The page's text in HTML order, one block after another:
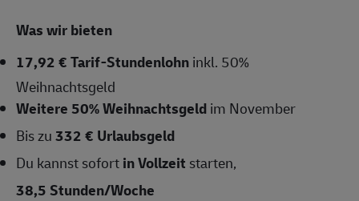
Was wir bieten
17,92 € Tarif-Stundenlohninkl. 50%
Weihnachtsgeld
Weitere 50% Weihnachtsgeldim November
Bis zu332 € Urlaubsgeld
Du kannst sofortin Vollzeit starten,
38,5 Stunden/Woche